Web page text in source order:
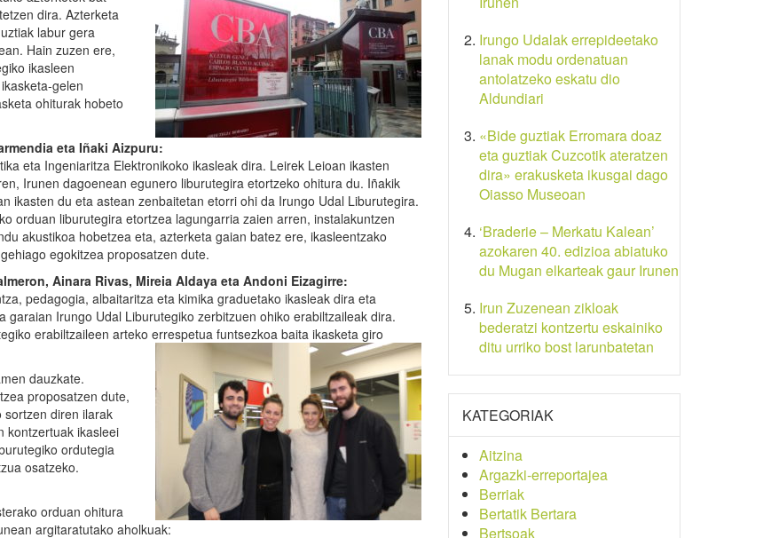
dira. Azterketa
labur gera
Hain zuzen ere,
ikasleen
gelen
ohiturak hobeto
eta Iñaki Aizpuru:
eta Ingeniaritza Elektronikoko ikasleak dira. Leirek Leioan ikasten
Irunen dagoenean egunero liburutegira etortzeko ohitura du. Iñakik
ikasten du eta astean zenbaitetan etorri ohi da Irungo Udal Liburutegira.
orduan liburutegira etortzea lagungarria zaien arren, instalakuntzen
akustikoa hobetzea eta, azterketa gaian batez ere, ikasleentzako
egokitzea proposatzen dute.
Ainara Rivas, Mireia Aldaya eta Andoni Eizagirre:
pedagogia, albaitaritza eta kimika graduetako ikasleak dira eta
garaian Irungo Udal Liburutegiko zerbitzuen ohiko erabiltzaileak dira.
erabiltzaileen arteko errespetua funtsezkoa baita ikasketa giro
dauzkate.
proposatzen dute,
sortzen diren ilarak
kontzertuak ikasleei
ordutegia
osatzeko.
orduan ohitura
argitaratutako aholkuak:
Irungo Udalak errepideetako
lanak modu ordenatuan
antolatzeko eskatu dio
Aldundiari
«Bide guztiak Erromara doaz
eta guztiak Cuzcotik ateratzen
dira» erakusketa ikusgai dago
Oiasso Museoan
‘Braderie – Merkatu Kalean’
azokaren 40. edizioa abiatuko
du Mugan elkarteak gaur Irunen
Irun Zuzenean zikloak
bederatzi kontzertu eskainiko
ditu urriko bost larunbatetan
KATEGORIAK
Aitzina
Argazki-erreportajea
Berriak
Bertatik Bertara
Bertsoak